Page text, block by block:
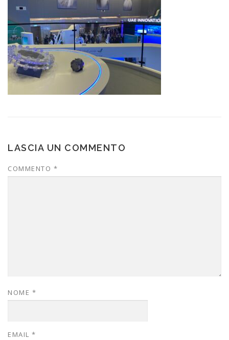
LASCIA UN COMMENTO
COMMENTO *
NOME *
EMAIL *